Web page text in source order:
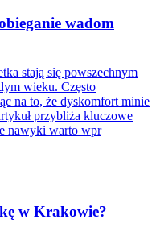
wadom
stają się powszechnym
wieku. Często
na to, że dyskomfort minie
przybliża kluczowe
nawyki warto wpr
w Krakowie?